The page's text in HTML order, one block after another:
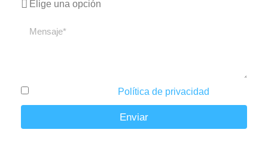
Política de privacidad
Enviar